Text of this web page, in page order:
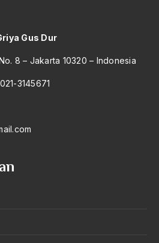
Gus Dur
8 – Jakarta 10320 – Indonesia
3145671